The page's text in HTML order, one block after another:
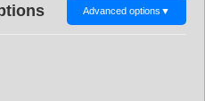
Advanced options ▼